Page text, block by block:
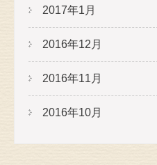
2017年1月
2016年12月
2016年11月
2016年10月